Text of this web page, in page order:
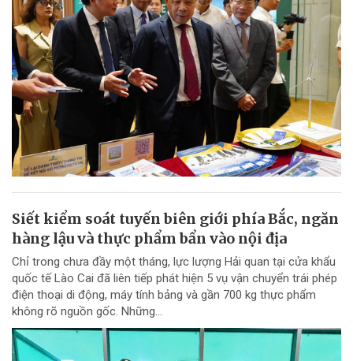
Siết kiểm soát tuyến biên giới phía Bắc, ngăn
hàng lậu và thực phẩm bẩn vào nội địa
Chỉ trong chưa đầy một tháng, lực lượng Hải quan tại cửa khẩu
quốc tế Lào Cai đã liên tiếp phát hiện 5 vụ vận chuyển trái phép
điện thoại di động, máy tính bảng và gần 700 kg thực phẩm
không rõ nguồn gốc. Những...